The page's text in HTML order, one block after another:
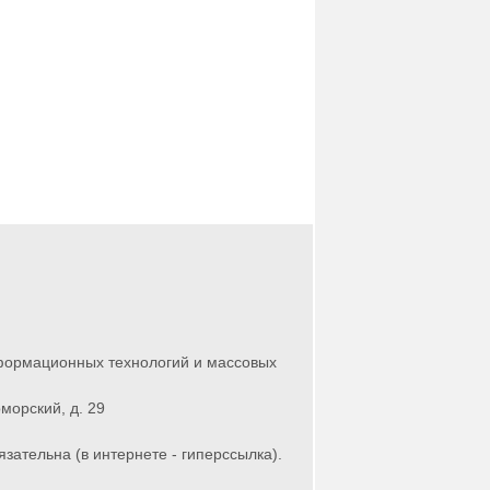
технологий и массовых
д. 29
(в интернете - гиперссылка).